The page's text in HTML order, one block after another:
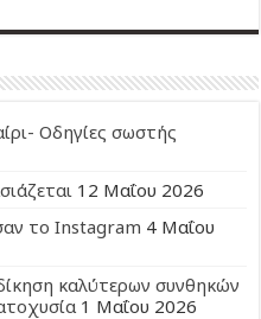
Οδηγίες σωστής
12 Μαΐου 2026
το Instagram 4 Μαΐου
καλύτερων συνθηκών
1 Μαΐου 2026